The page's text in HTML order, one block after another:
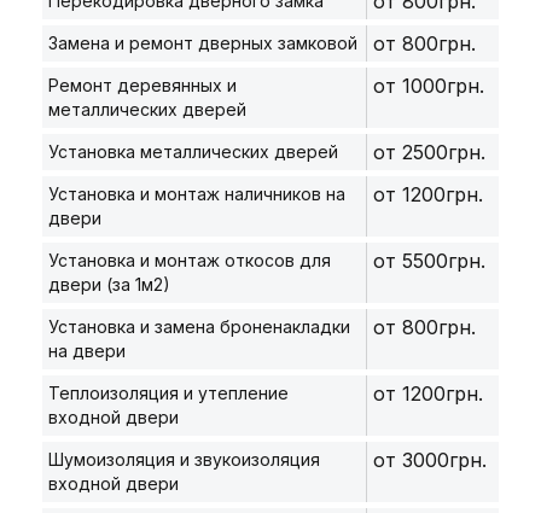
Замена и ремонт дверных замковой от 800грн.
Ремонт деревянных и
металлических дверей
от 1000грн.
Установка металлических дверей от 2500грн.
Установка и монтаж наличников на
двери
от 1200грн.
Установка и монтаж откосов для
двери (за 1м2)
от 5500грн.
Установка и замена броненакладки
на двери
от 800грн.
Теплоизоляция и утепление
входной двери
от 1200грн.
Шумоизоляция и звукоизоляция
входной двери
от 3000грн.